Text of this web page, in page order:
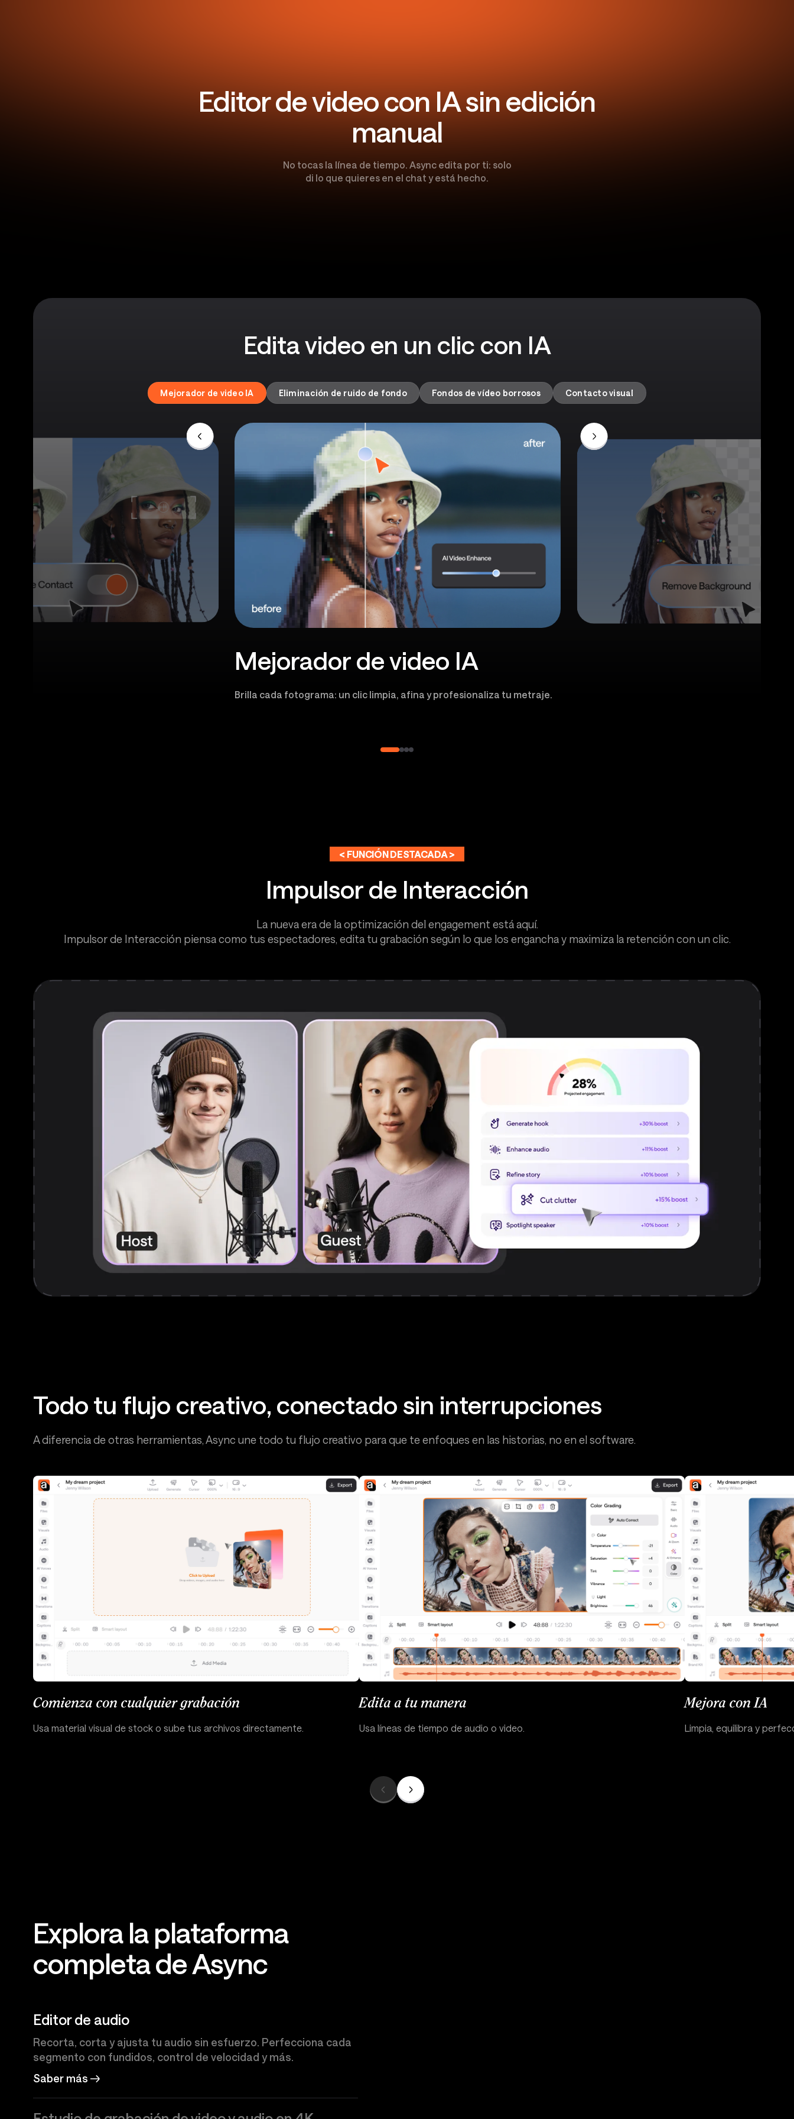
Editor de video con IA sin edición
manual
No tocas la línea de tiempo. Async edita por ti: solo
di lo que quieres en el chat y está hecho.
Edita video en un clic con IA
Mejorador de video IA Eliminación de ruido de fondo Fondos de vídeo borrosos Contacto visual
Mejorador de video IA
Brilla cada fotograma: un clic limpia, afina y profesionaliza tu metraje.
< FUNCIÓN DESTACADA >
Impulsor de Interacción
La nueva era de la optimización del engagement está aquí.
Impulsor de Interacción piensa como tus espectadores, edita tu grabación según lo que los engancha y maximiza la retención con un clic.
Todo tu flujo creativo, conectado sin interrupciones
A diferencia de otras herramientas, Async une todo tu flujo creativo para que te enfoques en las historias, no en el software.
Comienza con cualquier grabación
Usa material visual de stock o sube tus archivos directamente.
Edita a tu manera
Usa líneas de tiempo de audio o video.
Mejora con IA
Limpia, equilibra y
Explora la plataforma
completa de Async
Editor de audio
Recorta, corta y ajusta tu audio sin esfuerzo. Perfecciona cada
segmento con fundidos, control de velocidad y más.
Saber más